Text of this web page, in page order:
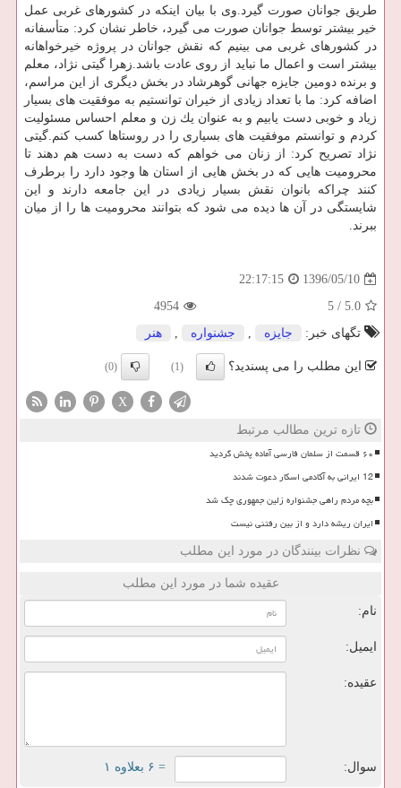
طریق جوانان صورت گیرد.وی با بیان اینكه در كشورهای غربی عمل
خیر بیشتر توسط جوانان صورت می گیرد، خاطر نشان كرد: متأسفانه
در كشورهای غربی می بینیم كه نقش جوانان در پروژه خیرخواهانه
بیشتر است و اعمال ما نباید از روی عادت باشد.زهرا گیتی نژاد، معلم
و برنده دومین جایزه جهانی گوهرشاد در بخش دیگری از این مراسم،
اضافه كرد: ما با تعداد زیادی از خیران توانستیم به موفقیت های بسیار
زیاد و خوبی دست یابیم و به عنوان یك زن و معلم احساس مسئولیت
كردم و توانستم موفقیت های بسیاری را در روستاها كسب كنم.گیتی
نژاد تصریح كرد: از زنان می خواهم كه دست به دست هم دهند تا
محرومیت هایی كه در بخش هایی از استان ها وجود دارد را برطرف
كنند چراكه بانوان نقش بسیار زیادی در این جامعه دارند و این
شایستگی در آن ها دیده می شود كه بتوانند محرومیت ها را از میان
ببرند.
1396/05/10
22:17:15
5.0
/
5
4954
تگهای خبر:
جایزه , جشنواره , هنر
این مطلب را می پسندید؟ (1)
(0)
X
تازه ترین مطالب مرتبط
۶۰ قسمت از سلمان فارسی آماده پخش گردید
12 ایرانی به آکادمی اسکار دعوت شدند
بچه مردم راهی جشنواره زلین جمهوری چک شد
ایران ریشه دارد و از بین رفتنی نیست
نظرات بینندگان در مورد این مطلب
عقیده شما در مورد این مطلب
نام:
ایمیل:
عقیده:
سوال: = ۶ بعلاوه ۱